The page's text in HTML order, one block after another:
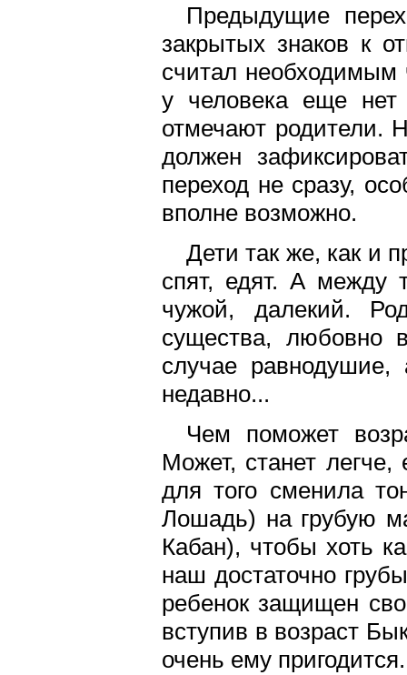
Предыдущие
закрытых знаков к
считал необходимым
у человека еще нет
отмечают родители.
должен
переход не сразу,
вполне возможно.
Дети так же, как и
спят, едят. А между
чужой, далекий.
существа, любовно
случае
недавно...
Чем поможет
Может, станет
для того сменила
Лошадь) на грубую
Кабан), чтобы хоть
наш достаточно
ребенок защищен
вступив в возраст
очень ему пригодится.